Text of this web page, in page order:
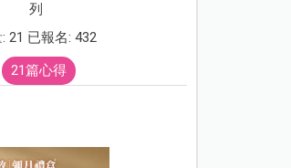
列
21 已報名: 432
21篇心得